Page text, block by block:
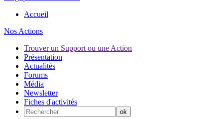
Accueil
Nos Actions
Trouver un Support ou une Action
Présentation
Actualités
Forums
Média
Newsletter
Fiches d'activités